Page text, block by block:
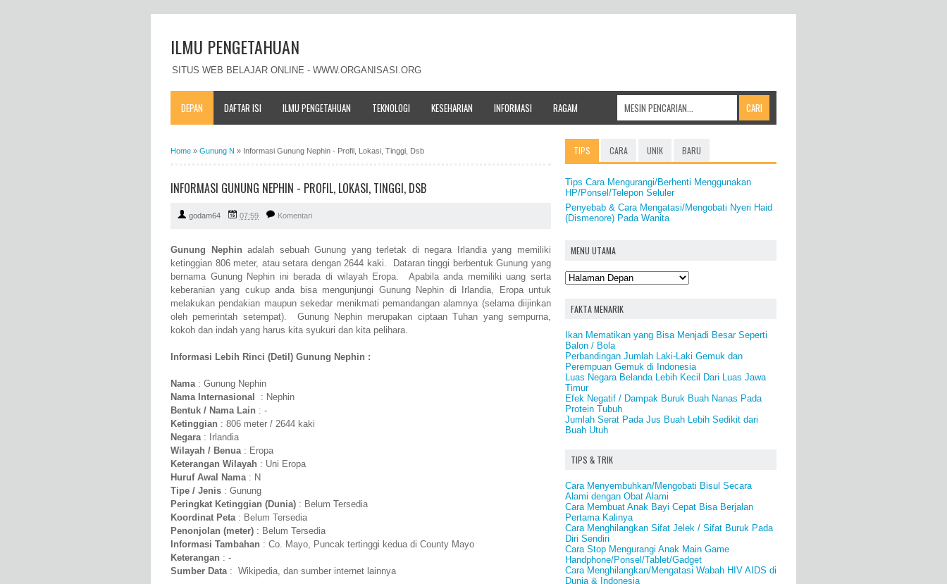
ILMU PENGETAHUAN
SITUS WEB BELAJAR ONLINE - WWW.ORGANISASI.ORG
DEPAN DAFTAR ISI ILMU PENGETAHUAN TEKNOLOGI KESEHARIAN INFORMASI RAGAM
Home » Gunung N » Informasi Gunung Nephin - Profil, Lokasi, Tinggi, Dsb
INFORMASI GUNUNG NEPHIN - PROFIL, LOKASI, TINGGI, DSB
godam64 07:59 Komentari
Gunung Nephin adalah sebuah Gunung yang terletak di negara Irlandia yang memiliki
ketinggian 806 meter, atau setara dengan 2644 kaki. Dataran tinggi berbentuk Gunung yang
bernama Gunung Nephin ini berada di wilayah Eropa. Apabila anda memiliki uang serta
keberanian yang cukup anda bisa mengunjungi Gunung Nephin di Irlandia, Eropa untuk
melakukan pendakian maupun sekedar menikmati pemandangan alamnya (selama diijinkan
oleh pemerintah setempat). Gunung Nephin merupakan ciptaan Tuhan yang sempurna,
kokoh dan indah yang harus kita syukuri dan kita pelihara.
Informasi Lebih Rinci (Detil) Gunung Nephin :
Nama: Gunung Nephin
Nama Internasional
: Nephin
Bentuk / Nama Lain : -
Ketinggian : 806 meter / 2644 kaki
Negara: Irlandia
Wilayah / Benua: Eropa
Keterangan Wilayah : Uni Eropa
Huruf Awal Nama: N
Tipe / Jenis : Gunung
Peringkat Ketinggian (Dunia) : Belum Tersedia
Koordinat Peta: Belum Tersedia
Penonjolan (meter) : Belum Tersedia
Informasi Tambahan : Co. Mayo, Puncak tertinggi kedua di County Mayo
Keterangan : -
Sumber Data: Wikipedia, dan sumber internet lainnya
TIPS CARA UNIK BARU
Tips Cara Mengurangi/Berhenti Menggunakan
HP/Ponsel/Telepon Seluler
Penyebab & Cara Mengatasi/Mengobati Nyeri Haid
(Dismenore) Pada Wanita
MENU UTAMA
FAKTA MENARIK
Ikan Mematikan yang Bisa Menjadi Besar Seperti
Balon / Bola
Perbandingan Jumlah Laki-Laki Gemuk dan
Perempuan Gemuk di Indonesia
Luas Negara Belanda Lebih Kecil Dari Luas Jawa
Timur
Efek Negatif / Dampak Buruk Buah Nanas Pada
Protein Tubuh
Jumlah Serat Pada Jus Buah Lebih Sedikit dari
Buah Utuh
TIPS & TRIK
Cara Menyembuhkan/Mengobati Bisul Secara
Alami dengan Obat Alami
Cara Membuat Anak Bayi Cepat Bisa Berjalan
Pertama Kalinya
Cara Menghilangkan Sifat Jelek / Sifat Buruk Pada
Diri Sendiri
Cara Stop Mengurangi Anak Main Game
Handphone/Ponsel/Tablet/Gadget
Cara Menghilangkan/Mengatasi Wabah HIV AIDS di
Dunia & Indonesia